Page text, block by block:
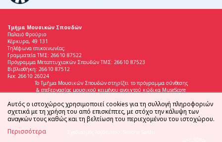
Τμήμα Μουσικών Σπουδών
Παλαιό Φρούριο
Κέρκυρα, 49 131
Τηλέφωνα επικοινωνίας:
Γραμματεία ΤΜΣ: 26610 87522
Πρόγραμμα Μεταπτυχιακών Σπουδών ΤΜΣ: 26610 87523
Βιβλιοθήκη: 26610 87512
Fax: 26610 26024
Το Τμήμα Μουσικών Σπουδών στηρίζει το πρόγραμμα σύνθεσης
& επεξεργασίας μουσικού κειμένου ανοιχτού κώδικα MuseScore
Αυτός ο ιστοχώρος χρησιμοποιεί cookies για τη συλλογή πληροφοριών
σχετικά με τη χρήση του από επισκέπτες, με στόχο την κάλυψη των
αναγκών τους καθώς και τη βελτίωση του περιεχομένου του ιστοχώρου.
Περισσότερα